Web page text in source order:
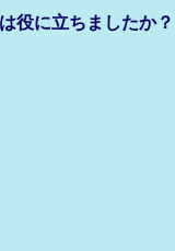
役に立ちましたか？